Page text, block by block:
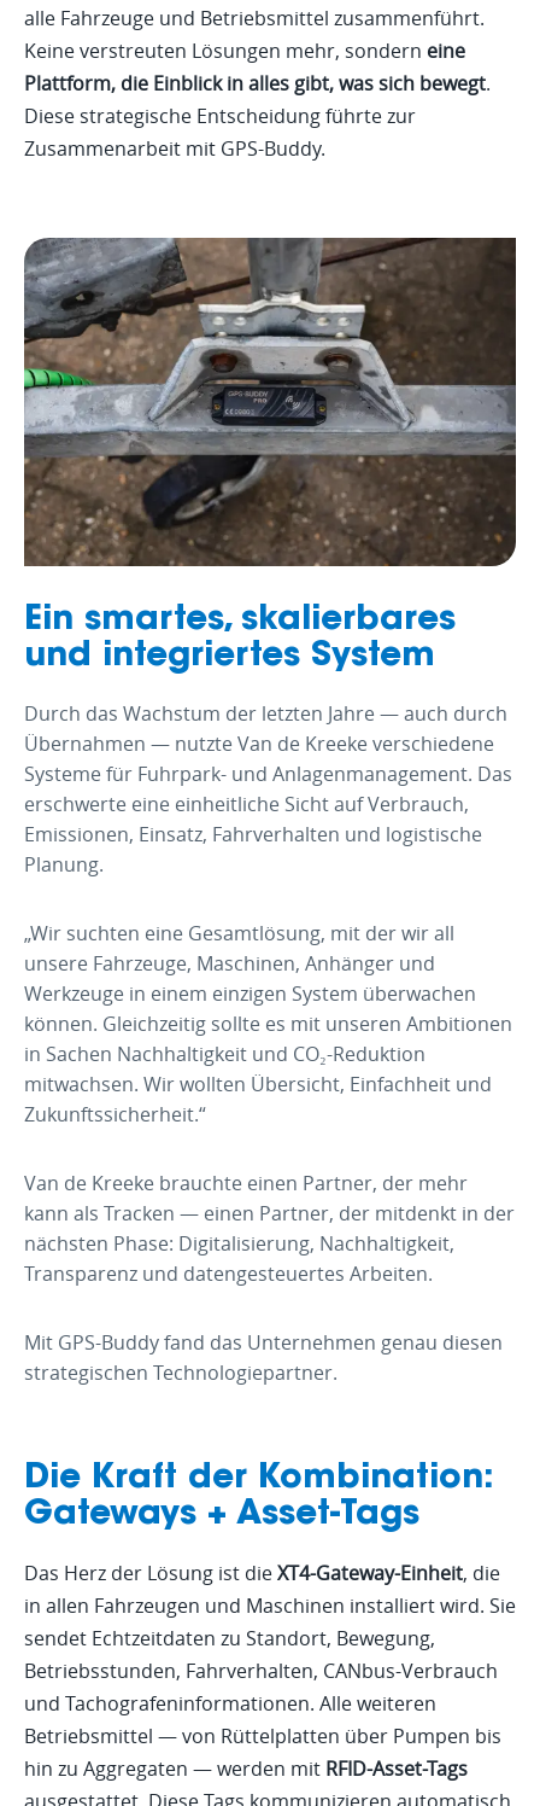
alle Fahrzeuge und Betriebsmittel zusammenführt.
Keine verstreuten Lösungen mehr, sondern eine
Plattform, die Einblick in alles gibt, was sich bewegt.
Diese strategische Entscheidung führte zur
Zusammenarbeit mit GPS-Buddy.
Ein smartes, skalierbares
und integriertes System
Durch das Wachstum der letzten Jahre — auch durch
Übernahmen — nutzte Van de Kreeke verschiedene
Systeme für Fuhrpark- und Anlagenmanagement. Das
erschwerte eine einheitliche Sicht auf Verbrauch,
Emissionen, Einsatz, Fahrverhalten und logistische
Planung.
„Wir suchten eine Gesamtlösung, mit der wir all
unsere Fahrzeuge, Maschinen, Anhänger und
Werkzeuge in einem einzigen System überwachen
können. Gleichzeitig sollte es mit unseren Ambitionen
in Sachen Nachhaltigkeit und CO₂-Reduktion
mitwachsen. Wir wollten Übersicht, Einfachheit und
Zukunftssicherheit.“
Van de Kreeke brauchte einen Partner, der mehr
kann als Tracken — einen Partner, der mitdenkt in der
nächsten Phase: Digitalisierung, Nachhaltigkeit,
Transparenz und datengesteuertes Arbeiten.
Mit GPS-Buddy fand das Unternehmen genau diesen
strategischen Technologiepartner.
Die Kraft der Kombination:
Gateways + Asset-Tags
Das Herz der Lösung ist dieXT4-Gateway-Einheit, die
in allen Fahrzeugen und Maschinen installiert wird. Sie
sendet Echtzeitdaten zu Standort, Bewegung,
Betriebsstunden, Fahrverhalten, CANbus-Verbrauch
und Tachografeninformationen. Alle weiteren
Betriebsmittel — von Rüttelplatten über Pumpen bis
hin zu Aggregaten — werden mit RFID-Asset-Tags